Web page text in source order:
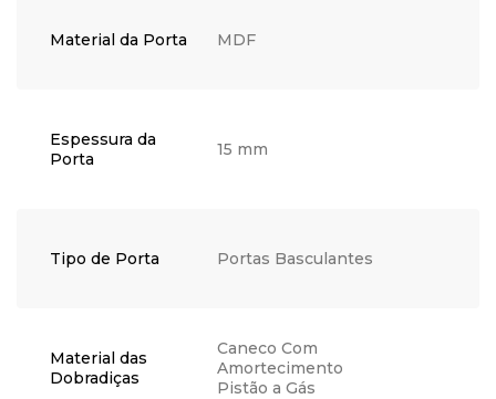
Material da Porta MDF
Espessura da
Porta
15 mm
Tipo de Porta Portas Basculantes
Material das
Dobradiças
Caneco Com
Amortecimento
Pistão a Gás